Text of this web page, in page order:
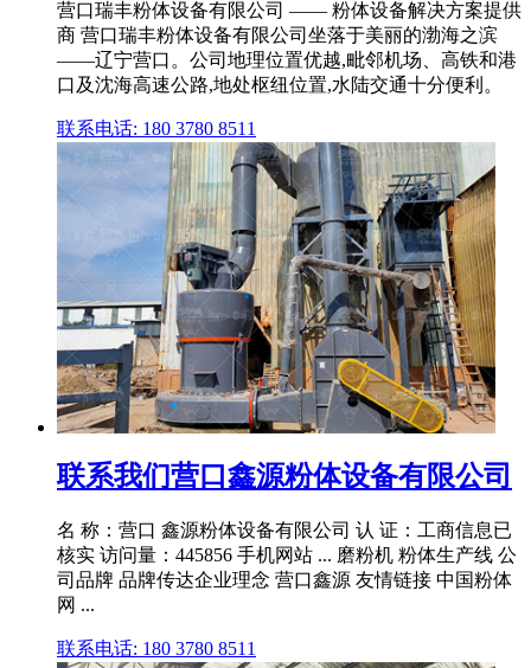
营口瑞丰粉体设备有限公司 —— 粉体设备解决方案提供
商 营口瑞丰粉体设备有限公司坐落于美丽的渤海之滨
——辽宁营口。公司地理位置优越,毗邻机场、高铁和港
口及沈海高速公路,地处枢纽位置,水陆交通十分便利。
联系电话: 180 3780 8511
联系我们营口鑫源粉体设备有限公司
名 称：营口 鑫源粉体设备有限公司 认 证：工商信息已
核实 访问量：445856 手机网站 ... 磨粉机 粉体生产线 公
司品牌 品牌传达企业理念 营口鑫源 友情链接 中国粉体
网 ...
联系电话: 180 3780 8511